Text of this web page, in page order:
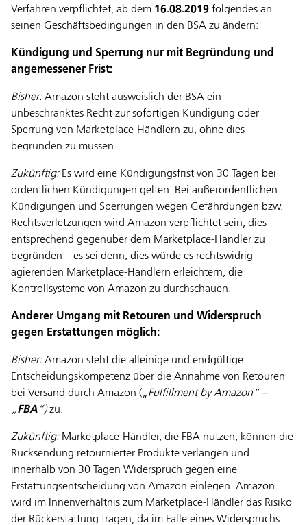
Verfahren verpflichtet, ab dem 16.08.2019 folgendes an
seinen Geschäftsbedingungen in den BSA zu ändern:
Kündigung und Sperrung nur mit Begründung und
angemessener Frist:
Bisher:Amazon steht ausweislich der BSA ein
unbeschränktes Recht zur sofortigen Kündigung oder
Sperrung von Marketplace-Händlern zu, ohne dies
begründen zu müssen.
Zukünftig: Es wird eine Kündigungsfrist von 30 Tagen bei
ordentlichen Kündigungen gelten. Bei außerordentlichen
Kündigungen und Sperrungen wegen Gefährdungen bzw.
Rechtsverletzungen wird Amazon verpflichtet sein, dies
entsprechend gegenüber dem Marketplace-Händler zu
begründen – es sei denn, dies würde es rechtswidrig
agierenden Marketplace-Händlern erleichtern, die
Kontrollsysteme von Amazon zu durchschauen.
Anderer Umgang mit Retouren und Widerspruch
gegen Erstattungen möglich:
Bisher:Amazon steht die alleinige und endgültige
Entscheidungskompetenz über die Annahme von Retouren
bei Versand durch Amazon („Fulfillment by Amazon“ –
„FBA “)zu.
Zukünftig: Marketplace-Händler, die FBA nutzen, können die
Rücksendung retournierter Produkte verlangen und
innerhalb von 30 Tagen Widerspruch gegen eine
Erstattungsentscheidung von Amazon einlegen. Amazon
wird im Innenverhältnis zum Marketplace-Händler das Risiko
der Rückerstattung tragen, da im Falle eines Widerspruchs